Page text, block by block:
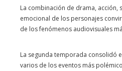
La combinación de drama, acción,
emocional de los personajes
de los fenómenos audiovisuales
La segunda temporada consolidó
varios de los eventos más